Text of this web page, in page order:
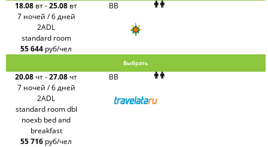
18.08 вт-25.08 вт
7 ночей / 6 дней
BB
2ADL
standard room
55 644 руб/чел
Выбрать
20.08 чт-27.08 чт
7 ночей / 6 дней
BB
2ADL
standard room dbl
noexb bed and
breakfast
55 716 руб/чел